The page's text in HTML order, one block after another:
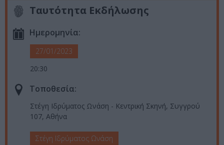
Ταυτότητα Εκδήλωσης
Ημερομηνία:
27/01/2023
20:30
Τοποθεσία:
Στέγη Ιδρύματος Ωνάση - Κεντρική Σκηνή, Συγγρού
107, Αθήνα
Στέγη Ιδρύματος Ωνάση